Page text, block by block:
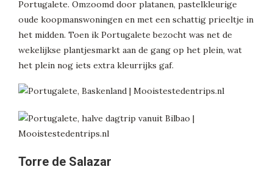
Portugalete. Omzoomd door platanen, pastelkleurige
oude koopmanswoningen en met een schattig prieeltje in
het midden. Toen ik Portugalete bezocht was net de
wekelijkse plantjesmarkt aan de gang op het plein, wat
het plein nog iets extra kleurrijks gaf.
Torre de Salazar